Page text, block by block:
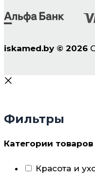
iskamed.by © 2026
Фильтры
Категории товаров
Красота и